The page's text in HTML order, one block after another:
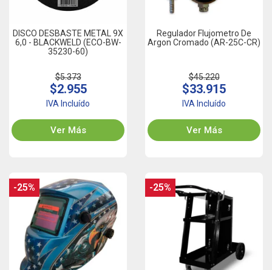
DISCO DESBASTE METAL 9X
6,0 - BLACKWELD (ECO-BW-
35230-60)
$5.373
$2.955
IVA Incluído
Ver Más
Regulador Flujometro De
Argon Cromado (AR-25C-CR)
$45.220
$33.915
IVA Incluído
Ver Más
-25% -25%